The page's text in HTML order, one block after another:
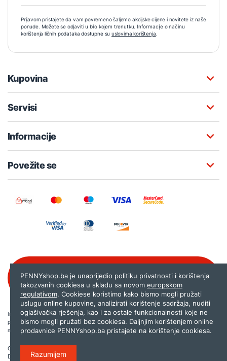
Prijavom pristajete da vam povremeno šaljemo akcijske cijene i novitete iz naše
ponude. Možete se odjaviti u bilo kojem trenutku. Informacije o načinu
korištenja ličnih podataka dostupne su uslovima korištenja.
Kupovina
Servisi
Informacije
Povežite se
080 020 261
Internet trgovina PENNYshop.ba nastoji objavljivati samo provjerene i pravilne
podatke. Ako na našoj stranici otkrijete neistinite, odnosno neadekvatne informacije,
molimo vas da nam to javite nashop@pennyplus.com .
Copyright © 2026.
Dizajn i programiranje:
PENNYshop.ba je unaprijedio politiku privatnosti i korištenja
takozvanih cookiesa u skladu sa novom europskom
regulativom. Cookiese koristimo kako bismo mogli pružati
uslugu online kupovine, analizirati korištenje sadržaja, nuditi
oglašivačka rješenja, kao i za ostale funkcionalnosti koje ne
bismo mogli pružati bez cookiesa. Daljnjim korištenjem online
prodavnice PENNYshop.ba pristajete na korištenje cookiesa.
Razumijem